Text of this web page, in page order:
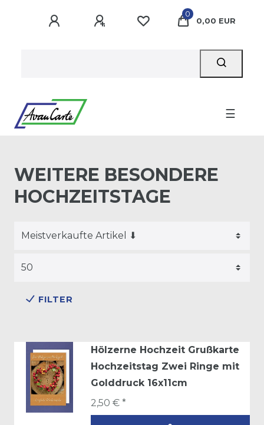
0
0,00 EUR
☰
WEITERE BESONDERE
HOCHZEITSTAGE
FILTER
Hölzerne Hochzeit Grußkarte
Hochzeitstag Zwei Ringe mit
Golddruck 16x11cm
2,50 € *